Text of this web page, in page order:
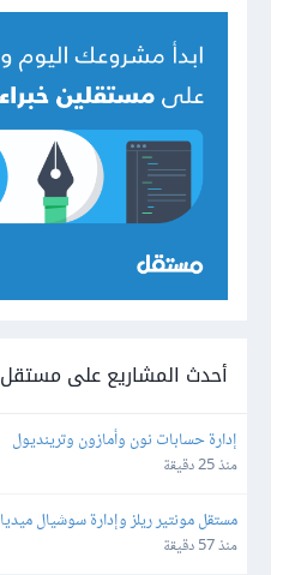
أحدث المشاريع على مستقل
إدارة حسابات نون وأمازون وترينديول
منذ 25 دقيقة
وألمانيا
منذ 57 دقيقة